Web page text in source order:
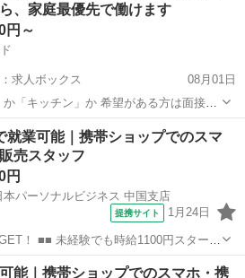
、家庭最優先で働けます
円～
求人ボックス
08月01日
か「キッチン」か 希望がある方は面接で
タッフ ・レジでの接客、注文 ・ドリン
・商品のお渡し ・店内清掃 最初はカウ
ッチ...
就業可能｜携帯ショップでのスマ
売スタッフ
円
パーソナルビジネス 中国支店
提携サイト 1月24日
！ ■■ 未経験でも時給1100円スタート
用制度もあるので、ゆくゆくは社員に
能｜携帯ショップでのスマホ・携